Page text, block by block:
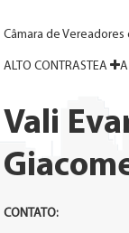
Câmara de
ALTO CONTRASTEA
Vali
CONTATO: